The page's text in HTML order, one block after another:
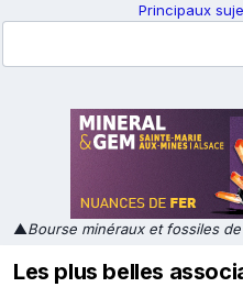
Principaux
▲Bourse minéraux et fossiles
Les plus belles